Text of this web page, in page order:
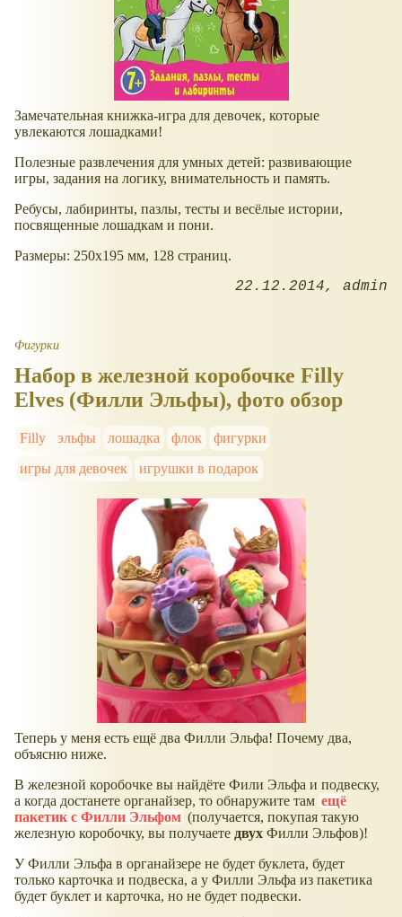
Замечательная книжка-игра для девочек, которые
увлекаются лошадками!
Полезные развлечения для умных детей: развивающие
игры, задания на логику, внимательность и память.
Ребусы, лабиринты, пазлы, тесты и весёлые истории,
посвященные лошадкам и пони.
Размеры: 250x195 мм, 128 страниц.
22.12.2014 admin
Фигурки
Набор в железной коробочке Filly
Elves (Филли Эльфы), фото обзор
Filly эльфы лошадка флок
фигурки
игры для девочек
игрушки в подарок
Теперь у меня есть ещё два Филли Эльфа! Почему два,
объясню ниже.
В железной коробочке вы найдёте Фили Эльфа и подвеску,
а когда достанете органайзер, то обнаружите там ещё
пакетик с Филли Эльфом (получается, покупая такую
железную коробочку, вы получаете двух Филли Эльфов)!
У Филли Эльфа в органайзере не будет буклета, будет
только карточка и подвеска, а у Филли Эльфа из пакетика
будет буклет и карточка, но не будет подвески.